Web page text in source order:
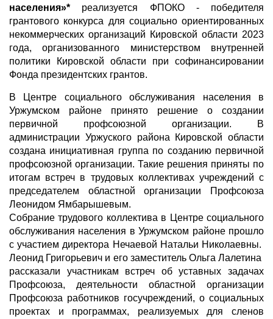
населения»* реализуется ФПОКО - победителя
грантового конкурса для социально ориентированных
некоммерческих организаций Кировской области 2023
года, организованного министерством внутренней
политики Кировской области при софинансировании
Фонда президентских грантов.
В Центре социального обслуживания населения в
Уржумском районе принято решение о создании
первичной профсоюзной организации. В
администрации Уржуского района Кировской области
создана инициативная группа по созданию первичной
профсоюзной организации. Такие решения приняты по
итогам встреч в трудовых коллективах учреждений с
председателем областной организации Профсоюза
Леонидом Ямбарышевым.
Собрание трудового коллектива в Центре социального
обслуживания населения в Уржумском районе прошло
с участием директора Нечаевой Натальи Николаевны.
Леонид Григорьевич и его заместитель Ольга Лалетина
рассказали участникам встреч об уставных задачах
Профсоюза, деятельности областной организации
Профсоюза работников госучреждений, о социальных
проектах и программах, реализуемых для сленов